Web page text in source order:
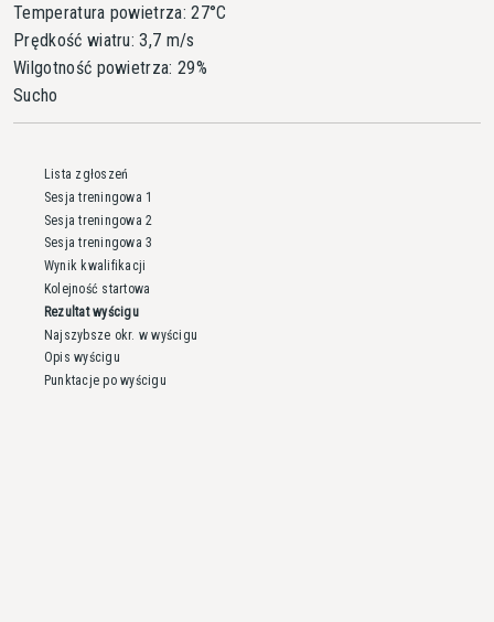
Temperatura powietrza: 27°C
Prędkość wiatru: 3,7 m/s
Wilgotność powietrza: 29%
Sucho
Lista zgłoszeń
Sesja treningowa 1
Sesja treningowa 2
Sesja treningowa 3
Wynik kwalifikacji
Kolejność startowa
Rezultat wyścigu
Najszybsze okr. w wyścigu
Opis wyścigu
Punktacje po wyścigu